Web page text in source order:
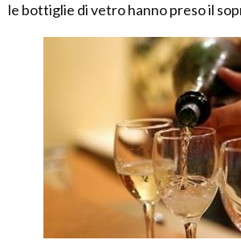
le bottiglie di vetro hanno preso il